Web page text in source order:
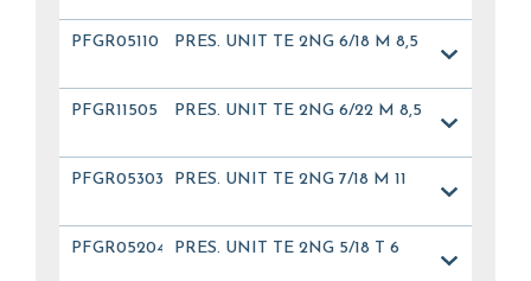
PFGR05110 PRES. UNIT TE 2NG 6/18 M 8,5
PFGR11505 PRES. UNIT TE 2NG 6/22 M 8,5
PFGR05303 PRES. UNIT TE 2NG 7/18 M 11
PFGR05204 PRES. UNIT TE 2NG 5/18 T 6